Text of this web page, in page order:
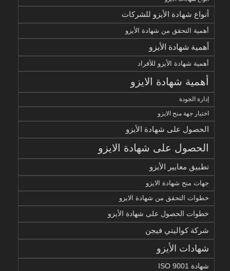
أنواع شهادة الأيزو للشركات
أهمية التحقق من شهادة الأيزو
أهمية شهادة الأيزو
أهمية شهادة الأيزو للأفراد
أهمية شهادة الايزو
إدارة الجودة
اختيار جهة منح الايزو
الحصول على شهادة الأيزو
الحصول على شهادة الايزو
تطبيق معايير الأيزو
جهات منح شهادة الايزو
خطوات التحقق من شهادة الايزو
خطوات الحصول على شهادة الأيزو
شركة كواليتي فيجن
شهادات الأيزو
شهادة ISO 9001